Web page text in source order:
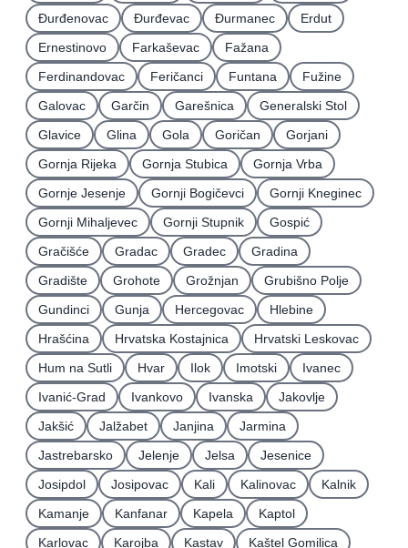
Ðurđenovac
Ðurđevac Ðurmanec
Erdut
Ernestinovo
Farkaševac
Fažana
Ferdinandovac
Feričanci Funtana
Fužine
Galovac
Garčin Garešnica
Generalski Stol
Glavice
Glina Gola Goričan
Gorjani
Gornja Rijeka
Gornja Stubica
Gornja Vrba
Gornje Jesenje
Gornji Bogičevci
Gornji Kneginec
Gornji Mihaljevec
Gornji Stupnik
Gospić
Gračišće
Gradac Gradec
Gradina
Gradište
Grohote Grožnjan
Grubišno Polje
Gundinci
Gunja Hercegovac
Hlebine
Hrašćina
Hrvatska Kostajnica
Hrvatski Leskovac
Hum na Sutli
Hvar Ilok Imotski
Ivanec
Ivanić-Grad
Ivankovo Ivanska
Jakovlje
Jakšić
Jalžabet Janjina
Jarmina
Jastrebarsko
Jelenje Jelsa
Jesenice
Josipdol
Josipovac Kali Kalinovac
Kalnik
Kamanje
Kanfanar Kapela
Kaptol
Karlovac
Karojba Kastav Kaštel Gomilica